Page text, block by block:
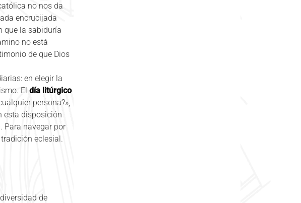
no nos da
encrucijada
que la sabiduría
no está
de que Dios
en elegir la
El día litúrgico
persona?»,
esta disposición
Para navegar por
eclesial.
de